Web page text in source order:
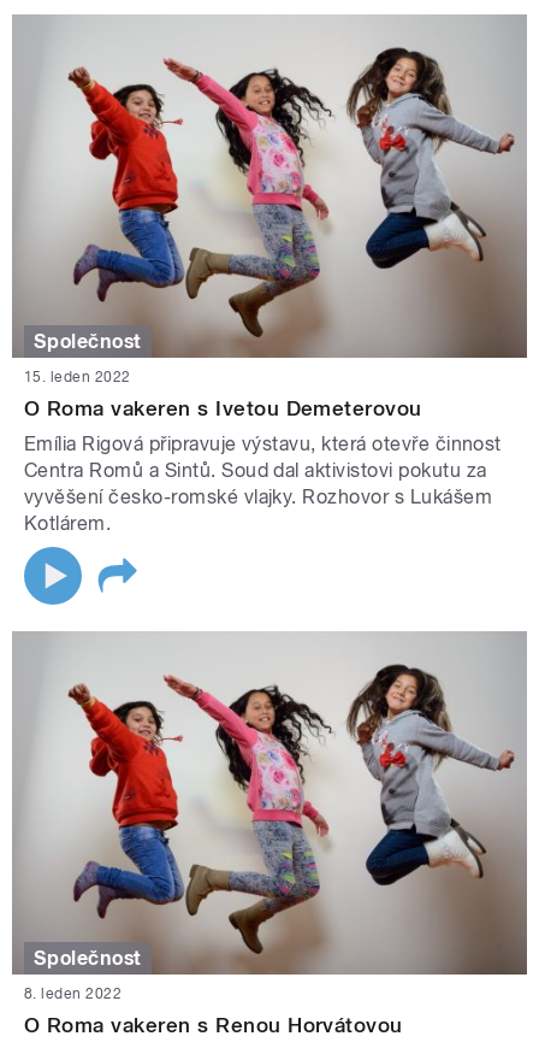
Společnost
15. leden 2022
O Roma vakeren s Ivetou Demeterovou
Emília Rigová připravuje výstavu, která otevře činnost
Centra Romů a Sintů. Soud dal aktivistovi pokutu za
vyvěšení česko-romské vlajky. Rozhovor s Lukášem
Kotlárem.
Společnost
8. leden 2022
O Roma vakeren s Renou Horvátovou